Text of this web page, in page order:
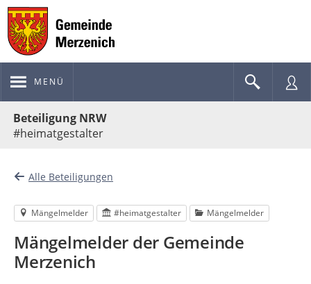
MENÜ
Beteiligung NRW
#heimatgestalter
Alle Beteiligungen
Mängelmelder #heimatgestalter Mängelmelder
Mängelmelder der Gemeinde
Merzenich